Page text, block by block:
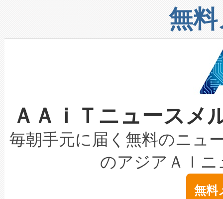
上げおよび商用化段階におけ
設備整備および立ち上げ調整
加組織は、Enzeneのバイオ
選定された製品について、自
取得できる可能性もあります
設には、3億～4億ドルかか
最高経営責任者（CEO）であ
す。「当社のfully-connected
ームを利用すれば、6,000万
増加しているデータセンター
る電力網に大きな負担をかけ
事業者の負担軽減という課題
系統連系を迅速にし、ピーク
限を超えて利用可能な電力容
持できるよう貢献します。こ
ービスレベル契約（SLA）違
テリー性能の劣化によるダウ
念は、現在データセンターが
リューション「Avia 2」を発
したAvia 2は、1,000メート
狭視野のFOVを切り替えるこ
ケーブル、枝などの細かな対
なレーザースポットにより、
な環境下でも豊かなディテー
キロメートル範囲を検出
LiDAR for Inspections,
は1535 nmレーザーを搭載。
イズの小径化を実現すること
無
ＡＡｉＴニュース
毎朝手元に届く無料のニュ
のアジアＡＩ
無料